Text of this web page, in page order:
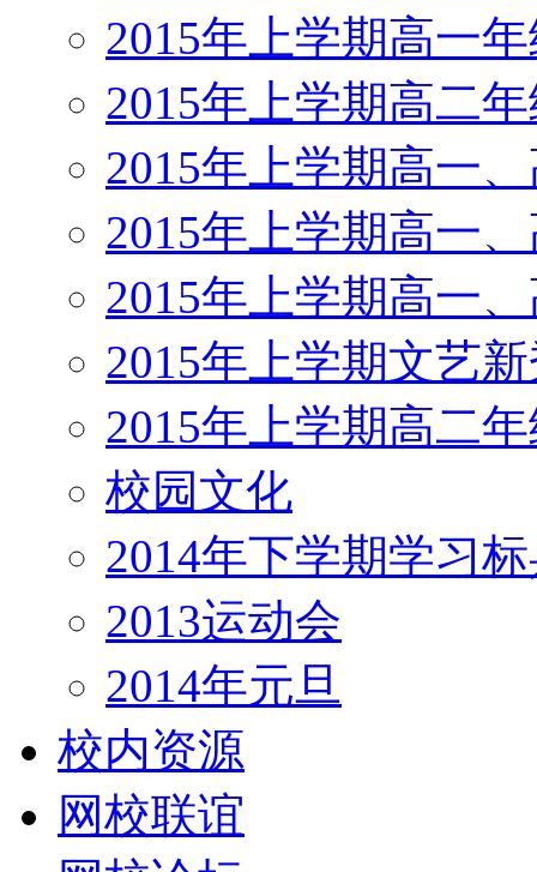
2015年上学期高一
2015年上学期高二
2015年上学期高一
2015年上学期高一
2015年上学期高一
2015年上学期文艺
2015年上学期高二
校园文化
2014年下学期学习
2013运动会
2014年元旦
校内资源
网校联谊